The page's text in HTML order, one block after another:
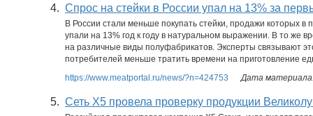
4. Спрос на стейки в России упал на 13% за
В России стали меньше покупать стейки, продажи которых в
упали на 13% год к году в натуральном выражении. В то же
на различные виды полуфабрикатов. Эксперты связывают
потребителей меньше тратить времени на приготовление
https://www.meatportal.ru/news/?n=424753
Дата
5. Сеть X5 провела проверку продукции